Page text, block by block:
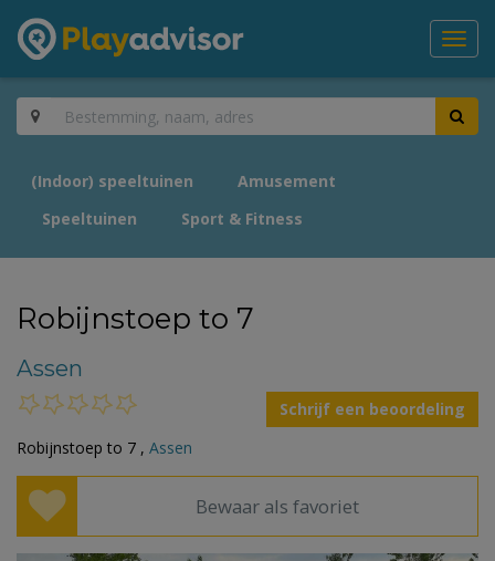
(Indoor) speeltuinen
Amusement
Speeltuinen
Sport & Fitness
Robijnstoep to 7
Assen
Schrijf een beoordeling
Robijnstoep to 7 , Assen
Bewaar als favoriet